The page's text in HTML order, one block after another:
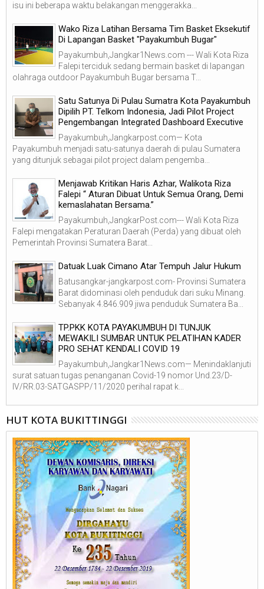
isu ini beberapa waktu belakangan menggerakka...
Wako Riza Latihan Bersama Tim Basket Eksekutif
Di Lapangan Basket "Payakumbuh Bugar"
Payakumbuh,Jangkar1News.com --- Wali Kota Riza
Falepi terciduk sedang bermain basket di lapangan
olahraga outdoor Payakumbuh Bugar bersama T...
Satu Satunya Di Pulau Sumatra Kota Payakumbuh
Dipilih PT. Telkom Indonesia, Jadi Pilot Project
Pengembangan Integrated Dashboard Executive
Payakumbuh,Jangkarpost.com— Kota
Payakumbuh menjadi satu-satunya daerah di pulau Sumatera
yang ditunjuk sebagai pilot project dalam pengemba...
Menjawab Kritikan Haris Azhar, Walikota Riza
Falepi “ Aturan Dibuat Untuk Semua Orang, Demi
kemaslahatan Bersama.”
Payakumbuh,JangkarPost.com--- Wali Kota Riza
Falepi mengatakan Peraturan Daerah (Perda) yang dibuat oleh
Pemerintah Provinsi Sumatera Barat...
Datuak Luak Cimano Atar Tempuh Jalur Hukum
Batusangkar-jangkarpost.com- Provinsi Sumatera
Barat didominasi oleh penduduk dari suku Minang.
Sebanyak 4.846.909 jiwa penduduk Sumatera Ba...
TP.PKK KOTA PAYAKUMBUH DI TUNJUK
MEWAKILI SUMBAR UNTUK PELATIHAN KADER
PRO SEHAT KENDALI COVID 19
Payakumbuh,Jangkar1News.com— Menindaklanjuti
surat satuan tugas penanganan Covid-19 nomor Und.23/D-
IV/RR.03-SATGASPP/11/2020 perihal rapat k...
HUT KOTA BUKITTINGGI